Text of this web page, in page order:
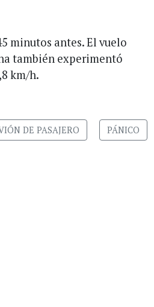
minutos antes. El vuelo
también experimentó
km/h.
DE PASAJERO PÁNICO